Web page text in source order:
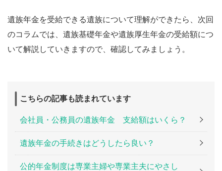
遺族年金を受給できる遺族について理解ができたら、次回
のコラムでは、遺族基礎年金や遺族厚生年金の受給額につ
いて解説していきますので、確認してみましょう。
こちらの記事も読まれています
会社員・公務員の遺族年金 支給額はいくら？
遺族年金の手続きはどうしたら良い？
公的年金制度は専業主婦や専業主夫にやさし